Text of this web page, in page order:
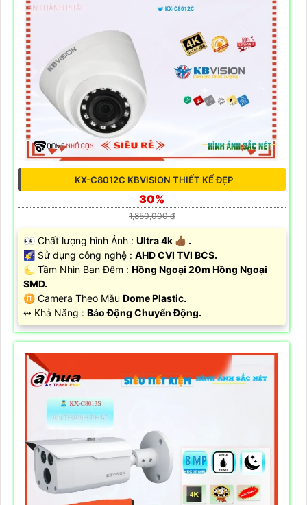
KX-C8012C KBVISION THIẾT KẾ ĐẸP
30%
1,850,000 ₫
️👀 Chất lượng hình Ảnh : Ultra 4k 👍🏾 .
🌠 Sử dụng công nghệ : AHD CVI TVI BCS.
🌜 Tầm Nhìn Ban Đêm : Hồng Ngoại 20m Hồng Ngoại
SMD.
♊ Camera Theo Mẫu Dome Plastic.
️↭ Khả Năng : Báo Động Chuyển Động.